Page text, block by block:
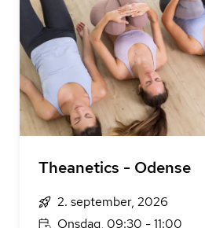
Theanetics - Odense
2. september, 2026
Onsdag, 09:30 - 11:00